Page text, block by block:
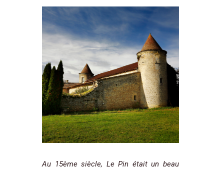
Au 15ème siècle, Le Pin était un beau